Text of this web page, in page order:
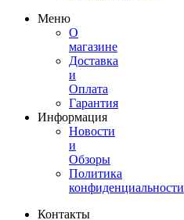
Меню
О
магазине
Доставка
и
Оплата
Гарантия
Информация
Новости
и
Обзоры
Политика
конфиденциальности
Контакты